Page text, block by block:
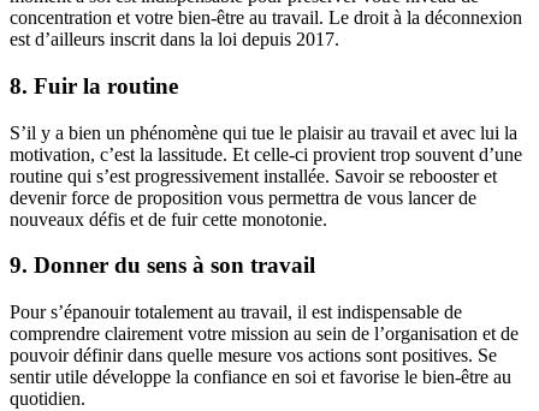
concentration et votre bien-être au travail. Le droit à la déconnexion
est d’ailleurs inscrit dans la loi depuis 2017.
8. Fuir la routine
S’il y a bien un phénomène qui tue le plaisir au travail et avec lui la
motivation, c’est la lassitude. Et celle-ci provient trop souvent d’une
routine qui s’est progressivement installée. Savoir se rebooster et
devenir force de proposition vous permettra de vous lancer de
nouveaux défis et de fuir cette monotonie.
9. Donner du sens à son travail
Pour s’épanouir totalement au travail, il est indispensable de
comprendre clairement votre mission au sein de l’organisation et de
pouvoir définir dans quelle mesure vos actions sont positives. Se
sentir utile développe la confiance en soi et favorise le bien-être au
quotidien.